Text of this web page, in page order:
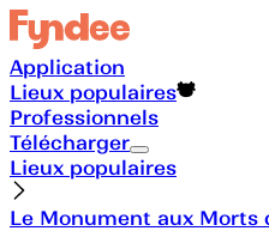
Application
Lieux populaires
Professionnels
Télécharger
Lieux populaires
Le Monument aux Morts